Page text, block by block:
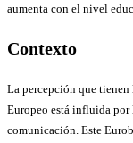
aumenta con el nivel
Contexto
La percepción que
Europeo está influida por
comunicación. Este